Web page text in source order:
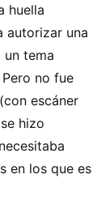
huella
autorizar una
un tema
no fue
(con escáner
hizo
en los que es